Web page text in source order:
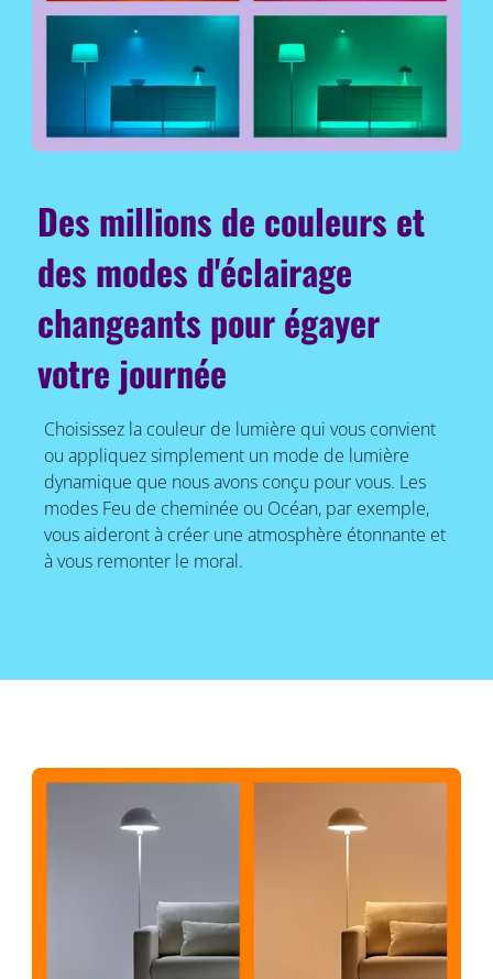
Des millions de couleurs et
des modes d'éclairage
changeants pour égayer
votre journée
Choisissez la couleur de lumière qui vous convient
ou appliquez simplement un mode de lumière
dynamique que nous avons conçu pour vous. Les
modes Feu de cheminée ou Océan, par exemple,
vous aideront à créer une atmosphère étonnante et
à vous remonter le moral.